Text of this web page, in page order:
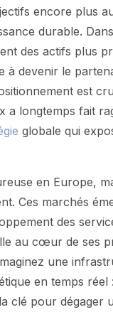
encore plus
durable.
des actifs plus
à devenir le
est
a longtemps fait
globale qui
en Europe,
Ces marchés
des
au cœur de ses
une
en temps réel
clé pour dégager